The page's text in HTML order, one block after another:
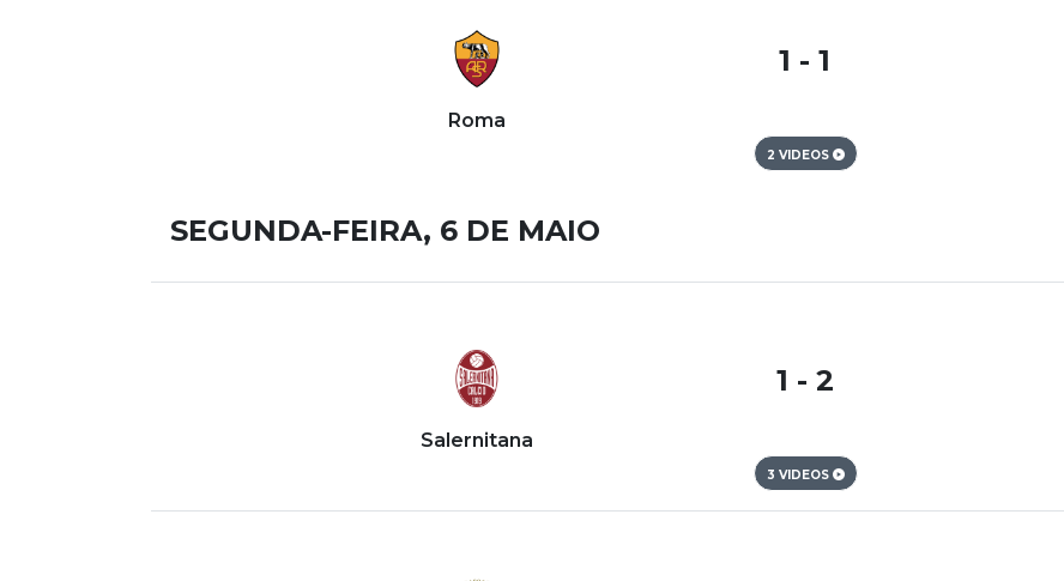
Roma
1 - 1
2 VIDEOS
SEGUNDA-FEIRA, 6 DE MAIO
Salernitana
1 - 2
3 VIDEOS